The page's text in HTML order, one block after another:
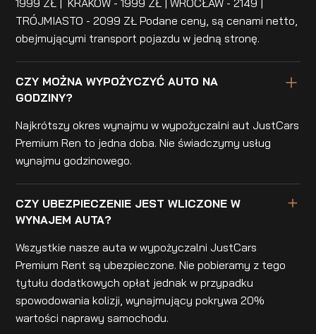
1999 ZŁ | KRAKÓW - 1999 ZŁ | WROCŁAW - 2149 |
TRÓJMIASTO - 2099 ZŁ Podane ceny, są cenami netto,
obejmującymi transport pojazdu w jedną stronę.
CZY MOŻNA WYPOŻYCZYĆ AUTO NA
GODZINY?
Najkrótszy okres wynajmu w wypożyczalni aut JustCars
Premium Ren to jedna doba. Nie świadczymy usług
wynajmu godzinowego.
CZY UBEZPIECZENIE JEST WLICZONE W
WYNAJEM AUTA?
Wszystkie nasze auta w wypożyczalni JustCars
Premium Rent są ubezpieczone. Nie pobieramy z tego
tytułu dodatkowych opłat jednak w przypadku
spowodowania kolizji, wynajmujący pokrywa 20%
wartości naprawy samochodu.